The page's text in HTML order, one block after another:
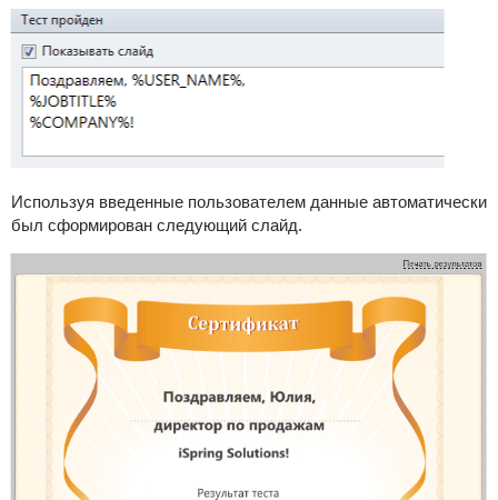
Используя введенные пользователем данные автоматически
был сформирован следующий слайд.